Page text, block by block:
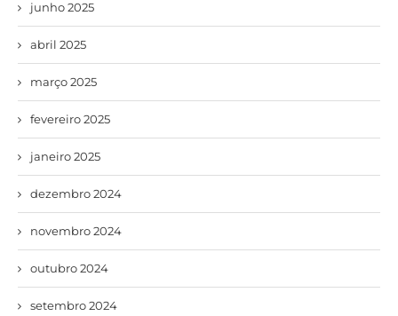
junho 2025
abril 2025
março 2025
fevereiro 2025
janeiro 2025
dezembro 2024
novembro 2024
outubro 2024
setembro 2024